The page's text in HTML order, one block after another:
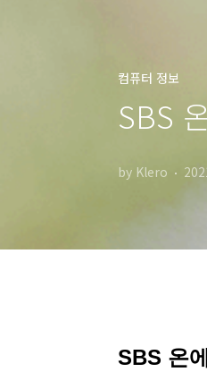
컴퓨터 정보
SBS
by Klero
SBS 온